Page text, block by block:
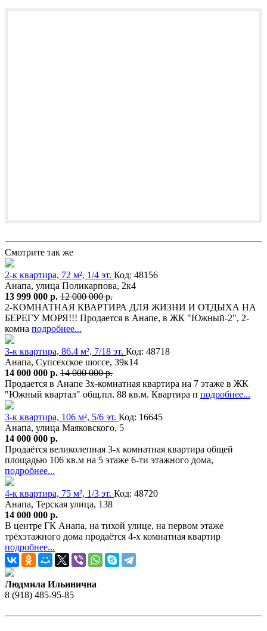
Смотрите так же
2-к квартира, 72 м², 1/4 эт. Код: 48156
Анапа, улица Поликарпова, 2к4
13 999 000 р. 12 000 000 р.
2-КОМНАТНАЯ КВАРТИРА ДЛЯ ЖИЗНИ И ОТДЫХА НА
БЕРЕГУ МОРЯ!!! Продается в Анапе, в ЖК "Южный-2", 2-
комна подробнее...
3-к квартира, 86.4 м², 7/18 эт. Код: 48718
Анапа, Супсехское шоссе, 39к14
14 000 000 р. 14 000 000 р.
Продается в Анапе 3х-комнатная квартира на 7 этаже в ЖК
"Южный квартал" общ.пл. 88 кв.м. Квартира п подробнее...
3-к квартира, 106 м², 5/6 эт. Код: 16645
Анапа, улица Маяковского, 5
14 000 000 р.
Продаётся великолепная 3-х комнатная квартира общей
площадью 106 кв.м на 5 этаже 6-ти этажного дома,
подробнее...
4-к квартира, 75 м², 1/3 эт. Код: 48720
Анапа, Терская улица, 138
14 000 000 р.
В центре ГК Анапа, на тихой улице, на первом этаже
трёхэтажного дома продаётся 4-х комнатная квартир
подробнее...
Людмила Ильинична
8 (918) 485-95-85